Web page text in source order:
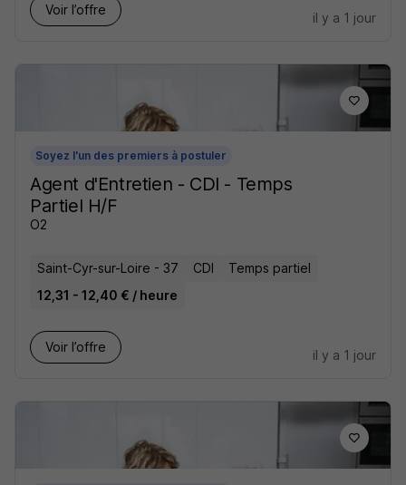
Voir l’offre
il y a 1 jour
Soyez l'un des premiers à postuler
Agent d'Entretien - CDI - Temps
Partiel H/F
O2
Saint-Cyr-sur-Loire - 37 CDI
Temps partiel
12,31 - 12,40 € / heure
Voir l’offre
il y a 1 jour